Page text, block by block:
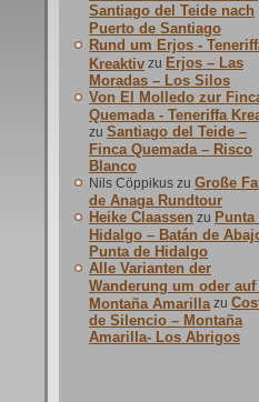
Santiago del Teide nach
Puerto de Santiago
Rund um Erjos -
Kreaktiv zu Erjos – Las
Moradas – Los Silos
Von El Molledo zur
Quemada - Teneriffa
zu Santiago del Teide –
Finca Quemada – Risco
Blanco
Nils Cöppikus zu Große
de Anaga Rundtour
Heike Claassen zu Punta
Hidalgo – Batán de
Punta de Hidalgo
Alle Varianten der
Wanderung um oder auf
Montaña Amarilla zu
de Silencio – Montaña
Amarilla- Los Abrigos